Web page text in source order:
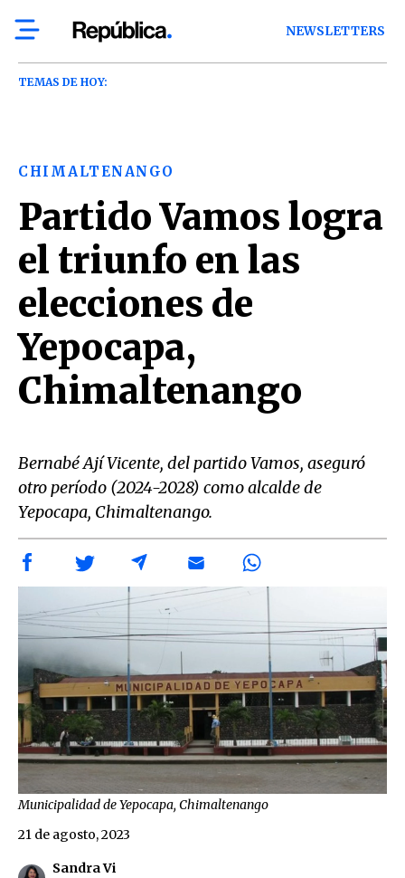
NEWSLETTERS
TEMAS DE HOY:
CHIMALTENANGO
Partido Vamos logra
el triunfo en las
elecciones de
Yepocapa,
Chimaltenango
Bernabé Ají Vicente, del partido Vamos, aseguró
otro período (2024-2028) como alcalde de
Yepocapa, Chimaltenango.
Municipalidad de Yepocapa, Chimaltenango
Sandra Vi
21 de agosto, 2023